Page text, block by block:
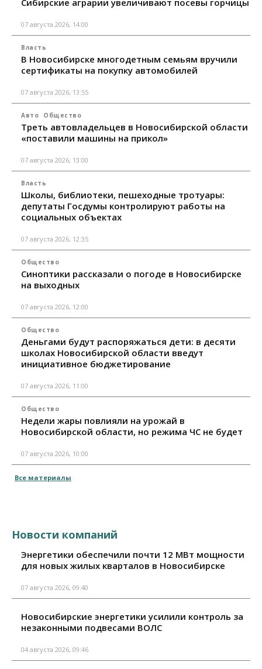
07 августа 2026, 14:00
Власть
В Новосибирске многодетным семьям вручили
сертификаты на покупку автомобилей
07 августа 2026, 13:55
Авто Общество
Треть автовладельцев в Новосибирской области
«поставили машины на прикол»
07 августа 2026, 13:00
Власть
Школы, библиотеки, пешеходные тротуары:
депутаты Госдумы контролируют работы на
социальных объектах
07 августа 2026, 12:35
Общество
Синоптики рассказали о погоде в Новосибирске
на выходных
07 августа 2026, 12:00
Общество
Деньгами будут распоряжаться дети: в десяти
школах Новосибирской области введут
инициативное бюджетирование
07 августа 2026, 11:00
Общество
Недели жары повлияли на урожай в
Новосибирской области, но режима ЧС не будет
07 августа 2026, 10:00
Все материалы
Новости компаний
Энергетики обеспечили почти 12 МВт мощности
для новых жилых кварталов в Новосибирске
07 августа 2026, 09:40
Новосибирские энергетики усилили контроль за
незаконными подвесами ВОЛС
04 августа 2026, 09:46